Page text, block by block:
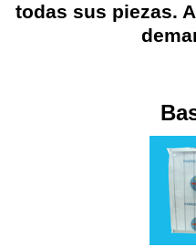
todas sus piezas.